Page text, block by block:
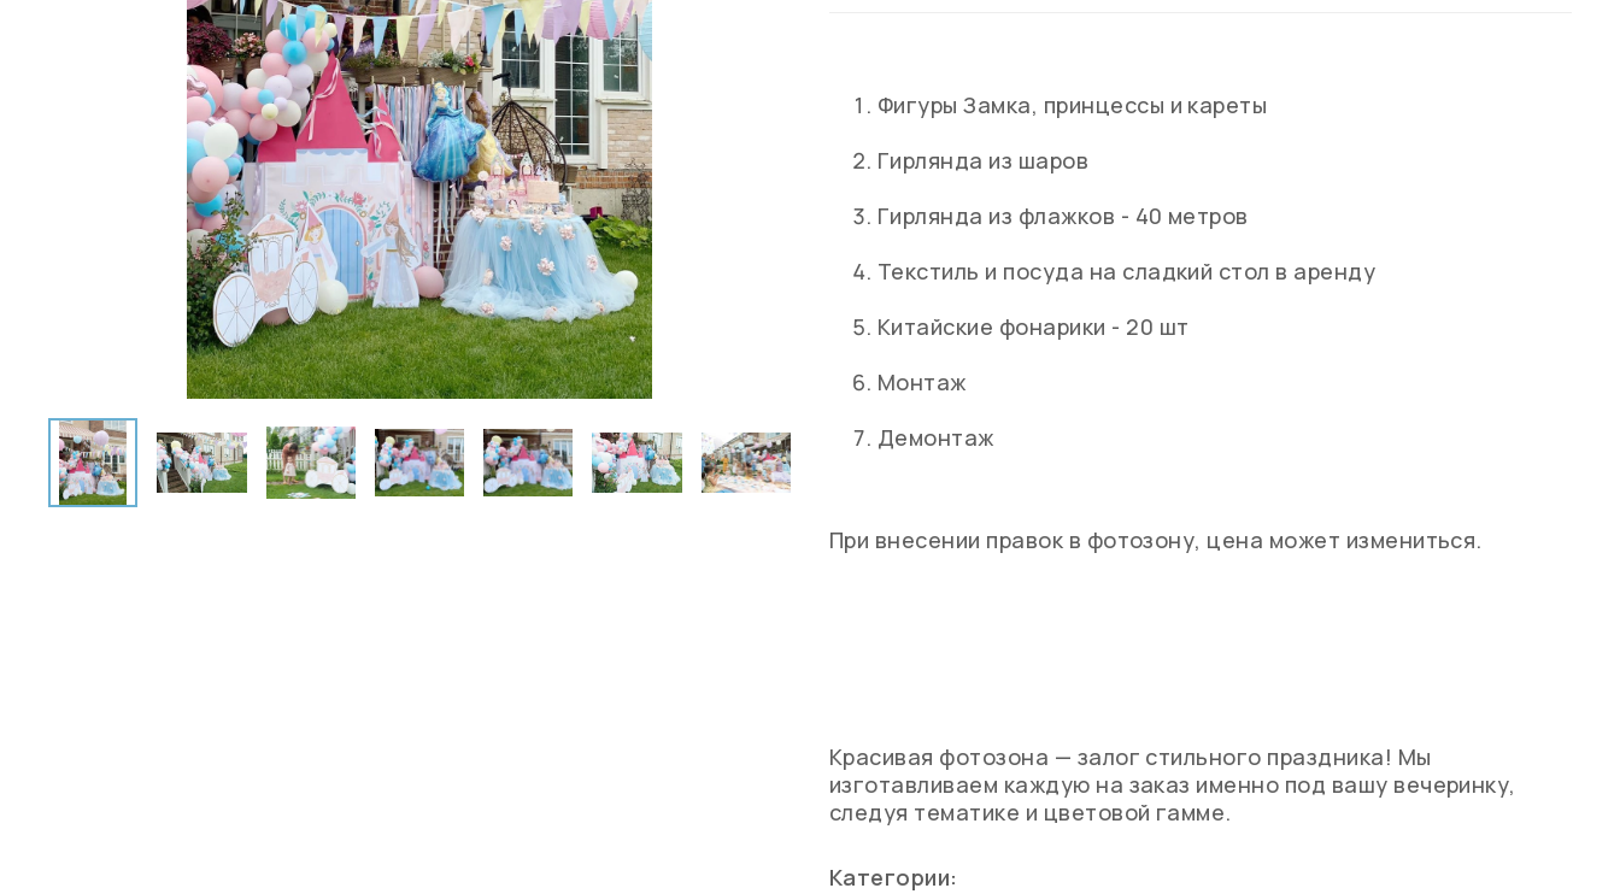
Фигуры Замка, принцессы и кареты
Гирлянда из шаров
Гирлянда из флажков - 40 метров
Текстиль и посуда на сладкий стол в аренду
Китайские фонарики - 20 шт
Монтаж
Демонтаж
При внесении правок в фотозону, цена может измениться.
Красивая фотозона — залог стильного праздника! Мы
изготавливаем каждую на заказ именно под вашу вечеринку,
следуя тематике и цветовой гамме.
Категории: